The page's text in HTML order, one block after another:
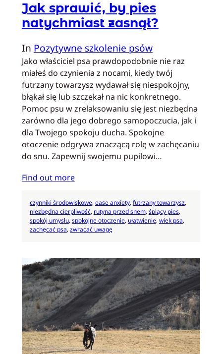
Jak sprawić, by pies
natychmiast zasnął?
In Pozytywne szkolenie psów
Jako właściciel psa prawdopodobnie nie raz
miałeś do czynienia z nocami, kiedy twój
futrzany towarzysz wydawał się niespokojny,
błąkał się lub szczekał na nic konkretnego.
Pomoc psu w zrelaksowaniu się jest niezbędna
zarówno dla jego dobrego samopoczucia, jak i
dla Twojego spokoju ducha. Spokojne
otoczenie odgrywa znaczącą rolę w zachęcaniu
do snu. Zapewnij swojemu pupilowi…
Find out more
czynniki środowiskowe, ease anxiety, futrzany towarzysz
niezbędna cierpliwość, rutyna przed snem, śpiący pies
spokój umysłu, spokojne otoczenie, ułatwienie, wiek psa
zachęcać psa, zwracać uwagę